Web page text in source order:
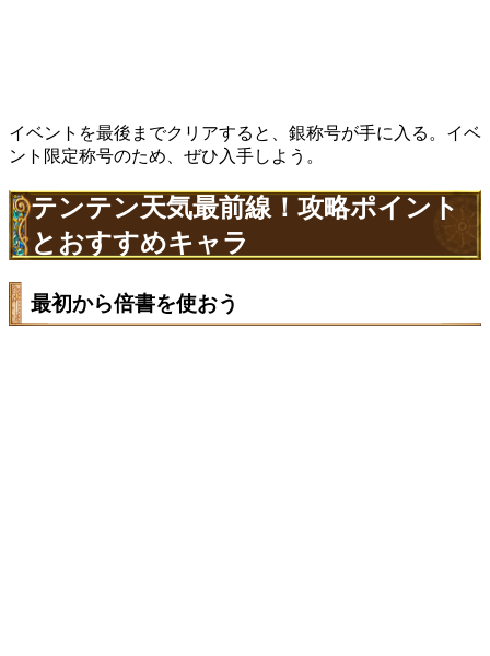
イベントを最後までクリアすると、銀称号が手に入る。イベ
ント限定称号のため、ぜひ入手しよう。
テンテン天気最前線！攻略ポイント
とおすすめキャラ
最初から倍書を使おう